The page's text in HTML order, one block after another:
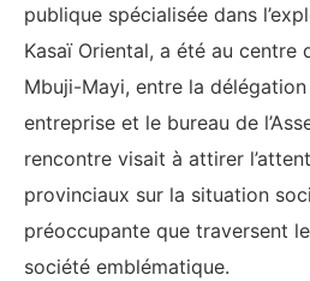
publique spécialisée dans
Kasaï Oriental, a été au centre
Mbuji-Mayi, entre la
entreprise et le bureau de
rencontre visait à attirer
provinciaux sur la situation
préoccupante que traversent
société emblématique.